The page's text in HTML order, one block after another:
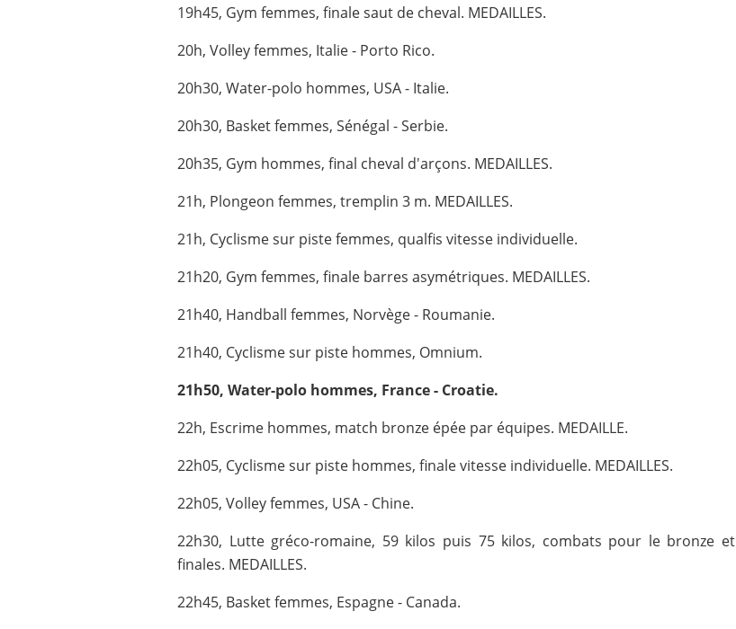
19h45, Gym femmes, finale saut de cheval. MEDAILLES.
20h, Volley femmes, Italie - Porto Rico.
20h30, Water-polo hommes, USA - Italie.
20h30, Basket femmes, Sénégal - Serbie.
20h35, Gym hommes, final cheval d'arçons. MEDAILLES.
21h, Plongeon femmes, tremplin 3 m. MEDAILLES.
21h, Cyclisme sur piste femmes, qualfis vitesse individuelle.
21h20, Gym femmes, finale barres asymétriques. MEDAILLES.
21h40, Handball femmes, Norvège - Roumanie.
21h40, Cyclisme sur piste hommes, Omnium.
21h50, Water-polo hommes, France - Croatie.
22h, Escrime hommes, match bronze épée par équipes. MEDAILLE.
22h05, Cyclisme sur piste hommes, finale vitesse individuelle. MEDAILLES.
22h05, Volley femmes, USA - Chine.
22h30, Lutte gréco-romaine, 59 kilos puis 75 kilos, combats pour le bronze et
finales. MEDAILLES.
22h45, Basket femmes, Espagne - Canada.